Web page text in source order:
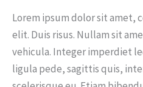
Lorem ipsum dolor sit amet,
elit. Duis risus. Nullam sit
vehicula. Integer imperdiet
ligula pede, sagittis quis,
erat